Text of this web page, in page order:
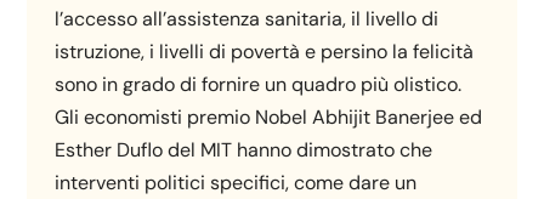
l’accesso all’assistenza sanitaria, il livello di
istruzione, i livelli di povertà e persino la felicità
sono in grado di fornire un quadro più olistico.
Gli economisti premio Nobel Abhijit Banerjee ed
Esther Duflo del MIT hanno dimostrato che
interventi politici specifici, come dare un